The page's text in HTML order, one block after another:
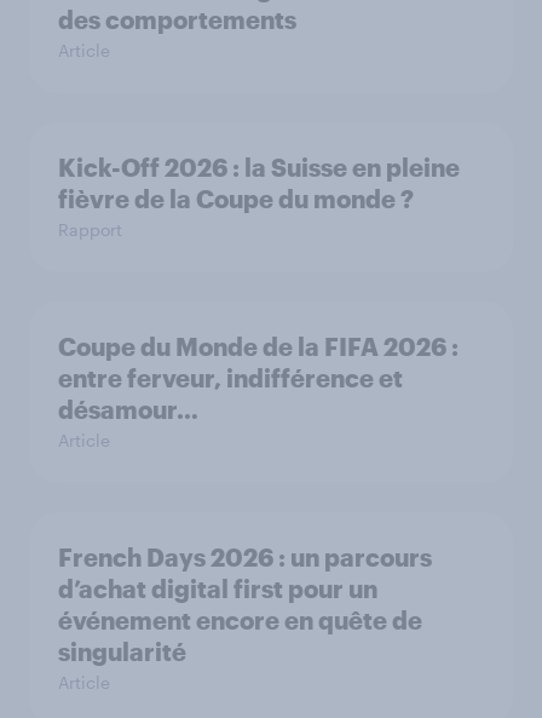
des comportements
Article
Kick-Off 2026 : la Suisse en pleine
fièvre de la Coupe du monde ?
Rapport
Coupe du Monde de la FIFA 2026 :
entre ferveur, indifférence et
désamour…
Article
French Days 2026 : un parcours
d’achat digital first pour un
événement encore en quête de
singularité
Article